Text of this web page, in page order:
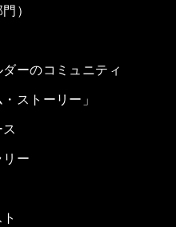
）
ーのコミュニティ
ストーリー」
リー